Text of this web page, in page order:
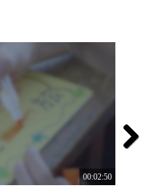
00:02:50